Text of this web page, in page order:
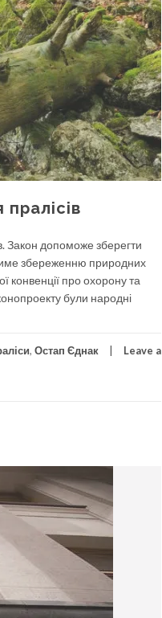
Закон допоможе зберегти
збереженню природних
конвенції про охорону та
були народні
, Остап Єднак Leave a